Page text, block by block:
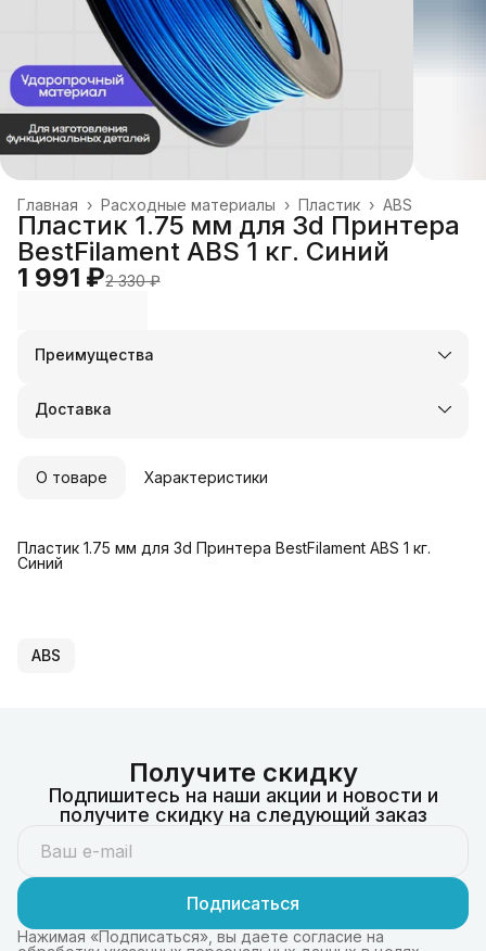
ABS
Пластик ›
Расходные материалы ›
Главная ›
Пластик 1.75 мм для 3d Принтера
BestFilament ABS 1 кг. Синий
1 991 ₽2 330 ₽
Преимущества
Оплата частями в Сплит
Удобный возврат
Доставка
О товаре Характеристики
Пластик 1.75 мм для 3d Принтера BestFilament ABS 1 кг.
Синий
ABS
Получите скидку
Подпишитесь на наши акции и новости и
получите скидку на следующий заказ
Подписаться
Нажимая «Подписаться», вы даете согласие на